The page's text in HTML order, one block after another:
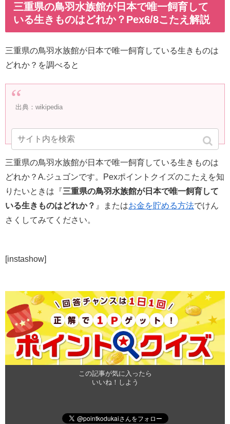
三重県の鳥羽水族館が日本で唯一飼育して
いる生きものはどれか？Pex6/8こたえ解説
三重県の鳥羽水族館が日本で唯一飼育している生きものは
どれか？を調べると
出典：wikipedia
三重県の鳥羽水族館が日本で唯一飼育している生きものは
どれか？A.ジュゴンです。Pexポイントクイズのこたえを知
りたいときは『三重県の鳥羽水族館が日本で唯一飼育して
いる生きものはどれか？ 』またはお金を貯める方法でけん
さくしてみてください。
[instashow]
この記事が気に入ったら
いいね！しよう